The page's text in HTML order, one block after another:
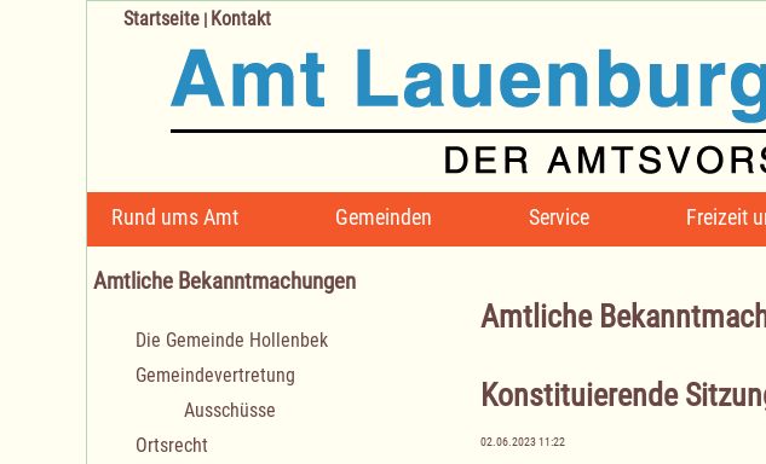
Navigation
überspringen
Rund ums Amt Gemeinden Service Freizeit
Startseite | Kontakt
Amtliche
Konstituierende
02.06.2023 11:22
Amtliche Bekanntmachungen
Navigation
überspringen
Die Gemeinde Hollenbek
Gemeindevertretung
Ausschüsse
Ortsrecht